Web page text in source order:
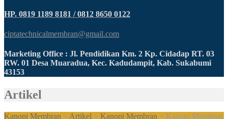
HP. 0819 1189 8181 / 0812 8650 0122
ciptatechnicalmembran@gmail.com
Marketing Office : Jl. Pendidikan Km. 2 Kp. Cidadap RT. 03
RW. 01 Desa Muaradua, Kec. Kadudampit, Kab. Sukabumi
43153
Artikel
Kanopi Membran > Artikel > Kanopi Membran > Kanopi Membran